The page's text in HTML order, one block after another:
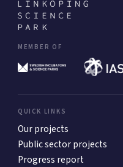
MEMBER OF
QUICK LINKS
Our projects
Public sector projects
Progress report